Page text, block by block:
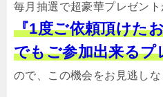
毎月抽選で超豪華プレゼント
『1度ご依頼頂けた
でもご参加出来るプ
ので、この機会をお見逃しな